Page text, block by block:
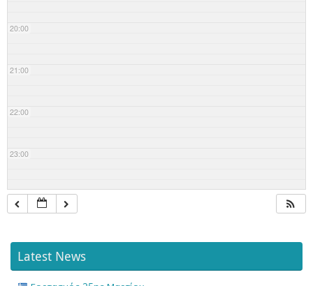
20:00
21:00
22:00
23:00
Latest News